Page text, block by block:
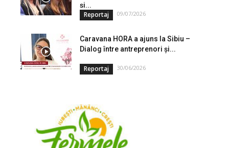
și...
Reportaj 09/07/2026
Caravana HORA a ajuns la Sibiu –
Dialog între antreprenori și...
Reportaj 30/06/2026